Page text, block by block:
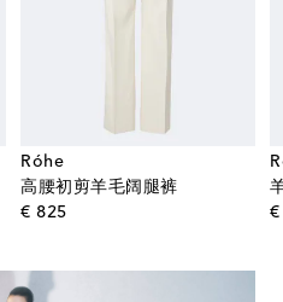
Róhe
高腰初剪羊毛阔腿裤
€ 825original price
€